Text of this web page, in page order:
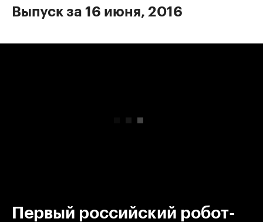
Выпуск за 16 июня, 2016
Первый российский робот-